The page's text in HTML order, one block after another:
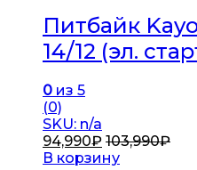
Питбайк
14/12 (эл.
0 из 5
(0)
SKU: n/a
94,990₽ 103,990₽
В корзину